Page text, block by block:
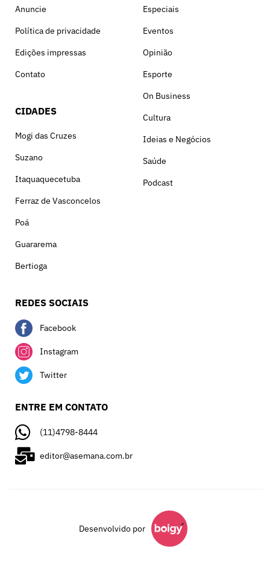
Anuncie
Política de privacidade
Edições impressas
Contato
CIDADES
Mogi das Cruzes
Suzano
Itaquaquecetuba
Ferraz de Vasconcelos
Poá
Guararema
Bertioga
Especiais
Eventos
Opinião
Esporte
On Business
Cultura
Ideias e Negócios
Saúde
Podcast
REDES SOCIAIS
Facebook
Instagram
Twitter
ENTRE EM CONTATO
(11)4798-8444
editor@asemana.com.br
Desenvolvido por